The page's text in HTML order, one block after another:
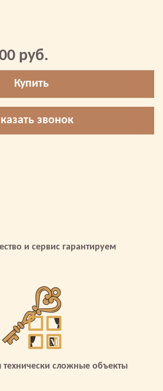
руб.
Купить
звонок
и сервис гарантируем
технически сложные объекты